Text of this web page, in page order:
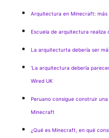
Arquitectura en Minecraft: más
Escuela de arquitectura realiza
La arquitecturta debería ser
‘La arquitectura debería
Wired UK
Peruano consigue construir
Minecraft
¿Qué es Minecraft, en qué